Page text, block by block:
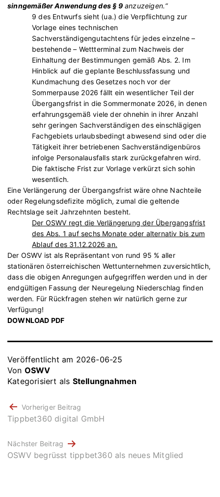
sinngemäßer Anwendung des § 9anzuzeigen.“
9 des Entwurfs sieht (ua.) die Verpflichtung zur
Vorlage eines technischen
Sachverständigengutachtens für jedes einzelne –
bestehende – Wettterminal zum Nachweis der
Einhaltung der Bestimmungen gemäß Abs. 2. Im
Hinblick auf die geplante Beschlussfassung und
Kundmachung des Gesetzes noch vor der
Sommerpause 2026 fällt ein wesentlicher Teil der
Übergangsfrist in die Sommermonate 2026, in denen
erfahrungsgemäß viele der ohnehin in ihrer Anzahl
sehr geringen Sachverständigen des einschlägigen
Fachgebiets urlaubsbedingt abwesend sind oder die
Tätigkeit ihrer betriebenen Sachverständigenbüros
infolge Personalausfalls stark zurückgefahren wird.
Die faktische Frist zur Vorlage verkürzt sich sohin
wesentlich.
Eine Verlängerung der Übergangsfrist wäre ohne Nachteile
oder Regelungsdefizite möglich, zumal die geltende
Rechtslage seit Jahrzehnten besteht.
Der OSWV regt die Verlängerung der Übergangsfrist
des Abs. 1 auf sechs Monate oder alternativ bis zum
Ablauf des 31.12.2026 an.
Der OSWV ist als Repräsentant von rund 95 % aller
stationären österreichischen Wettunternehmen zuversichtlich,
dass die obigen Anregungen aufgegriffen werden und in der
endgültigen Fassung der Neuregelung Niederschlag finden
werden. Für Rückfragen stehen wir natürlich gerne zur
Verfügung!
DOWNLOAD PDF
Veröffentlicht am 2026-06-25
Von OSWV
Kategorisiert als Stellungnahmen
BEITRAGSNAVIGATION
Vorheriger Beitrag
Tippbet360 digital GmbH
Nächster Beitrag
OSWV begrüsst tippbet360 als neues Mitglied